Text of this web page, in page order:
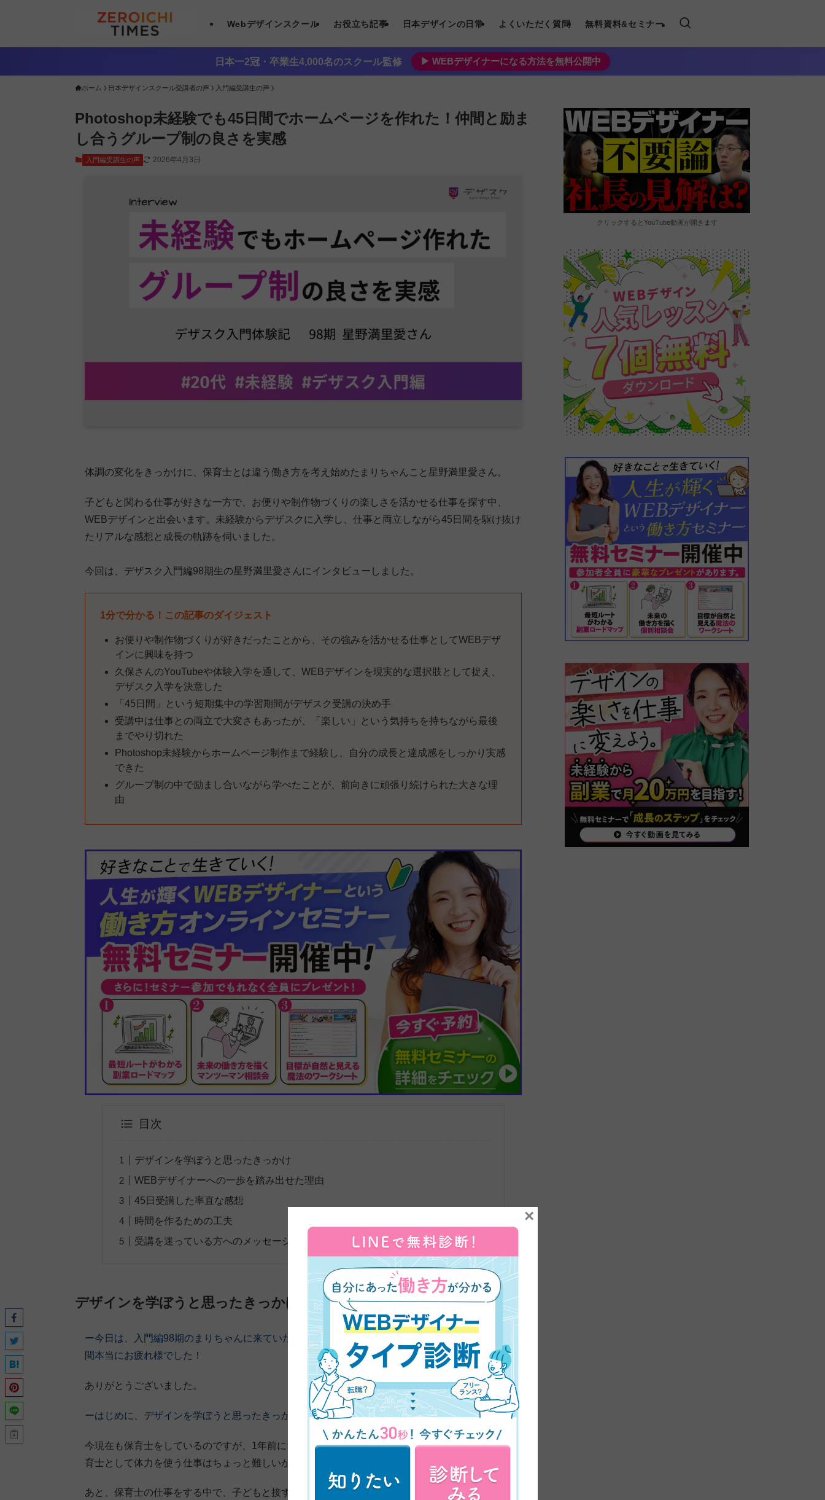
Webデザインスクール お役立ち記事 日本デザインの日常 よくいただく質問 無料資料&セミナー
日本一2冠・卒業生4,000名のスクール監修 ▶︎ WEBデザイナーになる方法を無料公開中
ホーム 日本デザインスクール受講者の声 入門編受講生の声
Photoshop未経験でも45日間でホームページを作れた！仲間と励ま
し合うグループ制の良さを実感
入門編受講生の声 2026年4月3日
体調の変化をきっかけに、保育士とは違う働き方を考え始めたまりちゃんこと星野満里愛さん。
子どもと関わる仕事が好きな一方で、お便りや制作物づくりの楽しさを活かせる仕事を探す中、
WEBデザインと出会います。未経験からデザスクに入学し、仕事と両立しながら45日間を駆け抜け
たリアルな感想と成長の軌跡を伺いました。
今回は、デザスク入門編98期生の星野満里愛さんにインタビューしました。
1分で分かる！この記事のダイジェスト
お便りや制作物づくりが好きだったことから、その強みを活かせる仕事としてWEBデザ
インに興味を持つ
久保さんのYouTubeや体験入学を通して、WEBデザインを現実的な選択肢として捉え、
デザスク入学を決意した
「45日間」という短期集中の学習期間がデザスク受講の決め手
受講中は仕事との両立で大変さもあったが、「楽しい」という気持ちを持ちながら最後
までやり切れた
Photoshop未経験からホームページ制作まで経験し、自分の成長と達成感をしっかり実感
できた
グループ制の中で励まし合いながら学べたことが、前向きに頑張り続けられた大きな理
由
目次
デザインを学ぼうと思ったきっかけ
WEBデザイナーへの一歩を踏み出せた理由
45日受講した率直な感想
時間を作るための工夫
受講を迷っている方へのメッセージ
デザインを学ぼうと思ったきっかけ
ー今日は、入門編98期のまりちゃんに来ていただきました。よろしくお願いします。
間本当にお疲れ様でした！
ありがとうございました。
ーはじめに、デザインを学ぼうと思ったきっかけについてお伺いしてもいいですか？
今現在も保育士をしているのですが、1年前にちょっと体の不調があり病気が見つかったので、保
育士として体力を使う仕事はちょっと難しいかなと考えたんですね。
あと、保育士の仕事をする中で、子どもと接するのもすごく好きだったんですけど、お便りや制作
クリックするとYouTube動画が開きます
×